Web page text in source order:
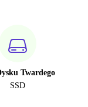
Twardego
SSD